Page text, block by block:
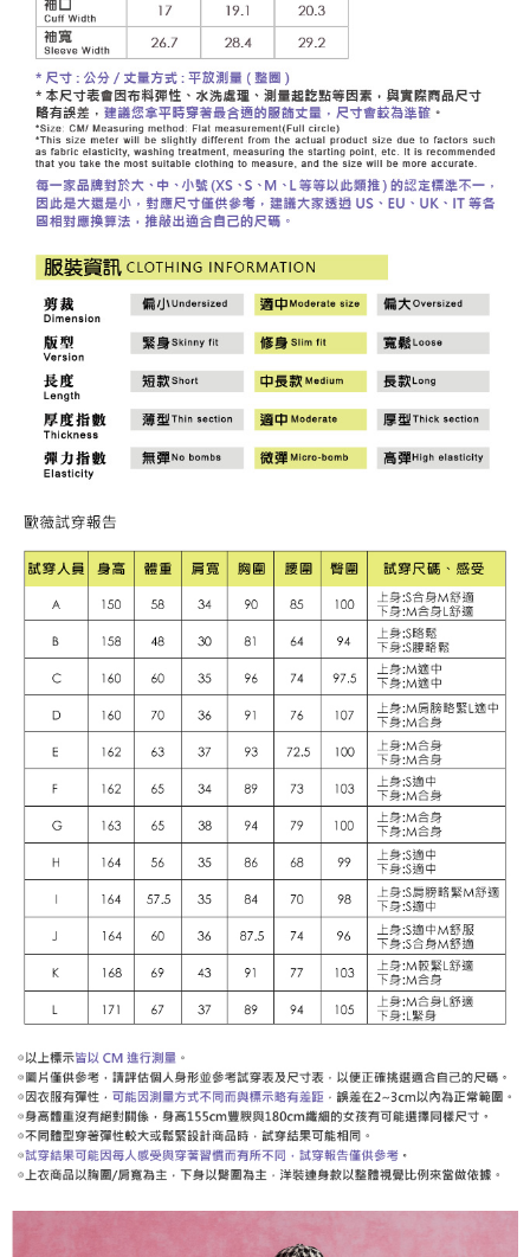
３．未成年的使用者請事先徵得法定代理人或監護人之同意方可使用
「AFTEE先享後付」，若未經同意申辦者引起之損失，本公司不負相關責
任。
４．使用「AFTEE先享後付」時，將依據個別帳號之用戶狀況，依本公司即
時審查核予不同之上限額度；若仍有額度不足之情形，本公司將視審查結果
請求用戶進行身份認證。
５．嚴禁一人註冊多個帳號或使用他人資訊註冊。若發現惡意使用之情形，
恩沛科技股份有限公司將有權停止該用戶之使用額度並採取法律行動。
每筆NT$120，滿NT$2,500(含以上)免運費
宅配離島
每筆NT$120，滿NT$2,500(含以上)免運費
付款後門市自取
免運費
海外配送 查看運費